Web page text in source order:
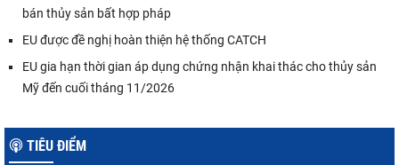
bán thủy sản bất hợp pháp
EU được đề nghị hoàn thiện hệ thống CATCH
EU gia hạn thời gian áp dụng chứng nhận khai thác cho thủy sản
Mỹ đến cuối tháng 11/2026
TIÊU ĐIỂM